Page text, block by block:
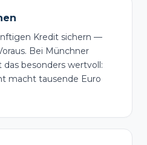
Kredit sichern —
Bei Münchner
besonders wertvoll:
macht tausende Euro